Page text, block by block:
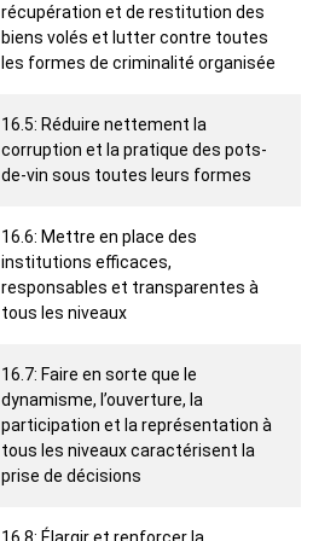
récupération et de restitution des
biens volés et lutter contre toutes
les formes de criminalité organisée
16.5: Réduire nettement la
corruption et la pratique des pots-
de-vin sous toutes leurs formes
16.6: Mettre en place des
institutions efficaces,
responsables et transparentes à
tous les niveaux
16.7: Faire en sorte que le
dynamisme, l’ouverture, la
participation et la représentation à
tous les niveaux caractérisent la
prise de décisions
16.8: Élargir et renforcer la